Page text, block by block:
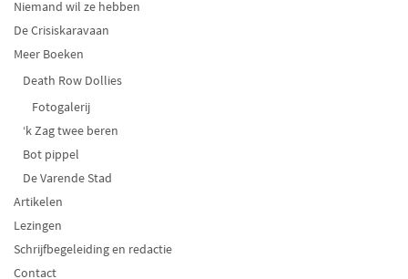
Niemand wil ze hebben
De Crisiskaravaan
Meer Boeken
Death Row Dollies
Fotogalerij
‘k Zag twee beren
Bot pippel
De Varende Stad
Artikelen
Lezingen
Schrijfbegeleiding en redactie
Contact